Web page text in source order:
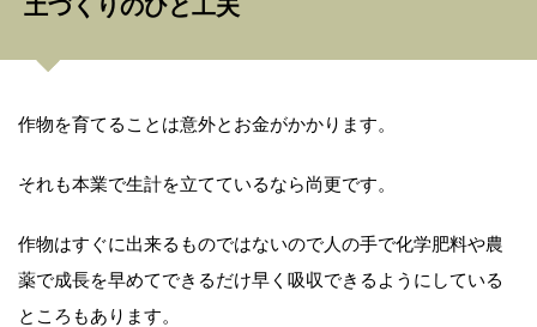
土づくりのひと工夫
作物を育てることは意外とお金がかかります。
それも本業で生計を立てているなら尚更です。
作物はすぐに出来るものではないので人の手で化学肥料や農
薬で成長を早めてできるだけ早く吸収できるようにしている
ところもあります。